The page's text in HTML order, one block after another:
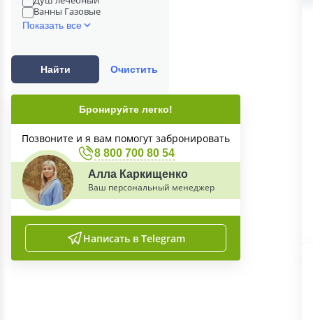
Ванны Газовые
Показать все
Найти Очистить
Бронируйте легко!
Позвоните и я вам помогут забронировать
8 800 700 80 54
Алла Каркищенко
Ваш персональный менеджер
Написать в Telegram